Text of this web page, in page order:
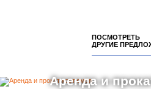
ПОСМОТРЕТЬ
ДРУГИЕ
Аренда и